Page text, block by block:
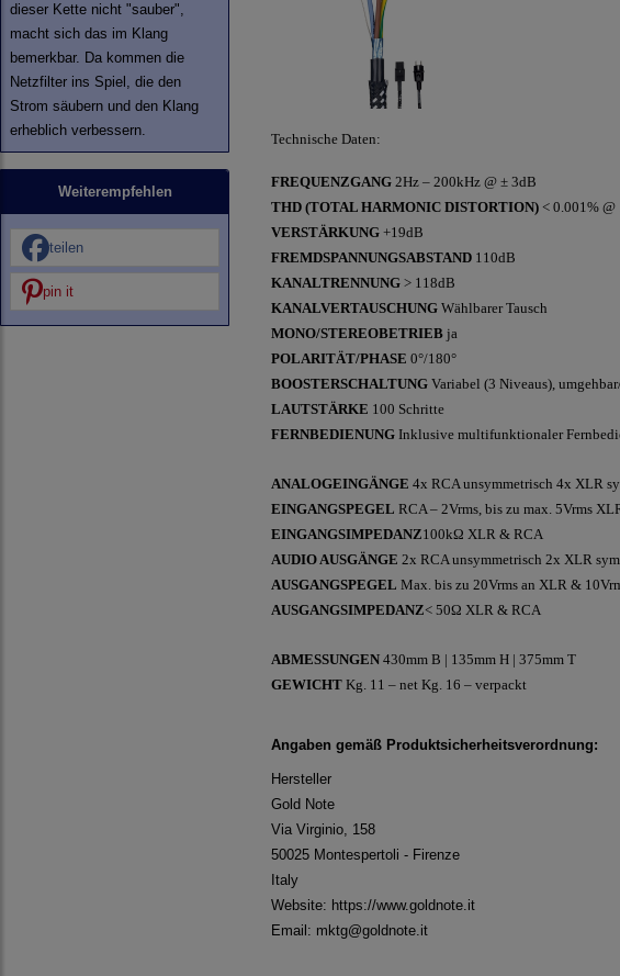
dieser Kette nicht "sauber",
macht sich das im Klang
bemerkbar. Da kommen die
Netzfilter ins Spiel, die den
Strom säubern und den Klang
erheblich verbessern.
Weiterempfehlen
teilen
pin it
Technische Daten:
FREQUENZGANG 2Hz – 200kHz @ ± 3dB
THD (TOTAL HARMONIC DISTORTION) < 0.001% @
VERSTÄRKUNG +19dB
FREMDSPANNUNGSABSTAND 110dB
KANALTRENNUNG > 118dB
KANALVERTAUSCHUNG Wählbarer Tausch
MONO/STEREOBETRIEB ja
POLARITÄT/PHASE 0°/180°
BOOSTERSCHALTUNG Variabel (3 Niveaus),
LAUTSTÄRKE 100 Schritte
FERNBEDIENUNG Inklusive multifunktionaler
ANALOGEINGÄNGE 4x RCA unsymmetrisch 4x XLR
EINGANGSPEGEL RCA – 2Vrms, bis zu max. 5Vrms
EINGANGSIMPEDANZ100kΩ XLR & RCA
AUDIO AUSGÄNGE 2x RCA unsymmetrisch 2x XLR
AUSGANGSPEGEL Max. bis zu 20Vrms an XLR &
AUSGANGSIMPEDANZ< 50Ω XLR & RCA
ABMESSUNGEN 430mm B | 135mm H | 375mm T
GEWICHT Kg. 11 – net Kg. 16 – verpackt
Angaben gemäß Produktsicherheitsverordnung:
Hersteller
Gold Note
Via Virginio, 158
50025 Montespertoli - Firenze
Italy
Website: https://www.goldnote.it
Email: mktg@goldnote.it